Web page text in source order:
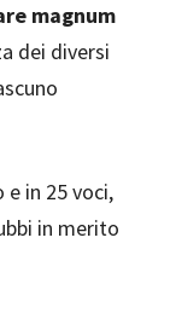
magnum
dei diversi
in 25 voci,
in merito